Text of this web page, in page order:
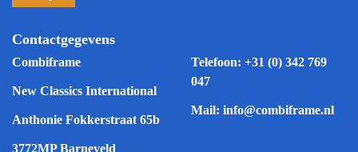
Contactgegevens
Combiframe
New Classics International
Anthonie Fokkerstraat 65b
3772MP Barneveld
Telefoon: +31 (0) 342 769
047
Mail: info@combiframe.nl